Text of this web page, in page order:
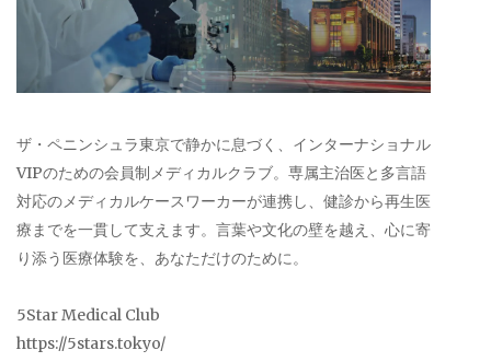
ザ・ペニンシュラ東京で静かに息づく、インターナショナル
VIPのための会員制メディカルクラブ。専属主治医と多言語
対応のメディカルケースワーカーが連携し、健診から再生医
療までを一貫して支えます。言葉や文化の壁を越え、心に寄
り添う医療体験を、あなただけのために。
5Star Medical Club
https://5stars.tokyo/